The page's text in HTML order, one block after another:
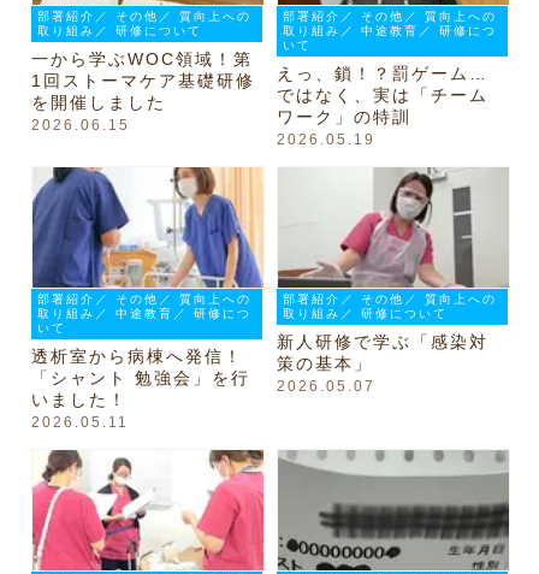
部署紹介／ その他／ 質向上への
取り組み／ 研修について
一から学ぶWOC領域！第
1回ストーマケア基礎研修
を開催しました
2026.06.15
部署紹介／ その他／ 質向上への
取り組み／ 中途教育／ 研修につ
いて
えっ、鎖！？罰ゲーム…
ではなく、実は「チーム
ワーク」の特訓
2026.05.19
部署紹介／ その他／ 質向上への
取り組み／ 中途教育／ 研修につ
いて
透析室から病棟へ発信！
「シャント 勉強会」を行
いました！
2026.05.11
部署紹介／ その他／ 質向上への
取り組み／ 研修について
新人研修で学ぶ「感染対
策の基本」
2026.05.07